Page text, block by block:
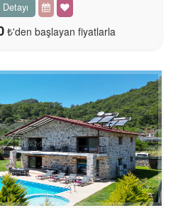
₺'den başlayan fiyatlarla